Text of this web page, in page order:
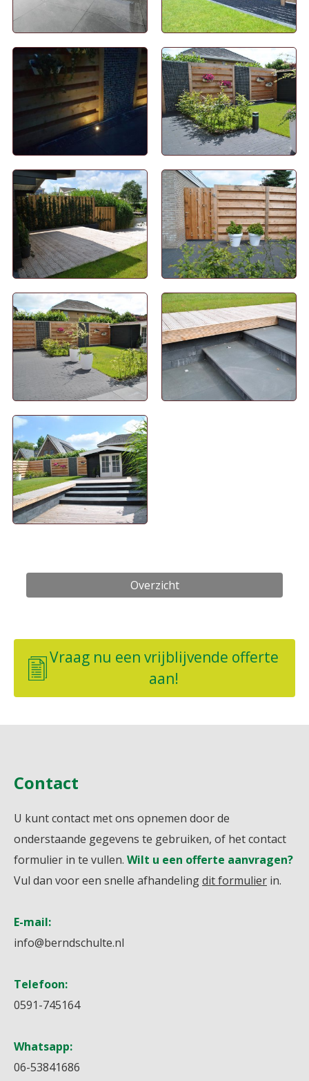
Overzicht
Vraag nu een vrijblijvende offerte
aan!
Contact
U kunt contact met ons opnemen door de
onderstaande gegevens te gebruiken, of het contact
formulier in te vullen. Wilt u een offerte aanvragen?
Vul dan voor een snelle afhandelingdit formulier in.
E-mail:
info@berndschulte.nl
Telefoon:
0591-745164
Whatsapp:
06-53841686